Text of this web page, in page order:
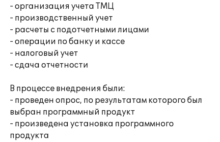
- организация учета ТМЦ
- производственный учет
- расчеты с подотчетными лицами
- операции по банку и кассе
- налоговый учет
- сдача отчетности
В процессе внедрения были:
- проведен опрос, по результатам которого был
выбран программный продукт
- произведена установка программного
продукта